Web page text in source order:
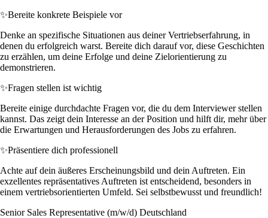
✨Bereite konkrete Beispiele vor
Denke an spezifische Situationen aus deiner Vertriebserfahrung, in
denen du erfolgreich warst. Bereite dich darauf vor, diese Geschichten
zu erzählen, um deine Erfolge und deine Zielorientierung zu
demonstrieren.
✨Fragen stellen ist wichtig
Bereite einige durchdachte Fragen vor, die du dem Interviewer stellen
kannst. Das zeigt dein Interesse an der Position und hilft dir, mehr über
die Erwartungen und Herausforderungen des Jobs zu erfahren.
✨Präsentiere dich professionell
Achte auf dein äußeres Erscheinungsbild und dein Auftreten. Ein
exzellentes repräsentatives Auftreten ist entscheidend, besonders in
einem vertriebsorientierten Umfeld. Sei selbstbewusst und freundlich!
Senior Sales Representative (m/w/d) Deutschland